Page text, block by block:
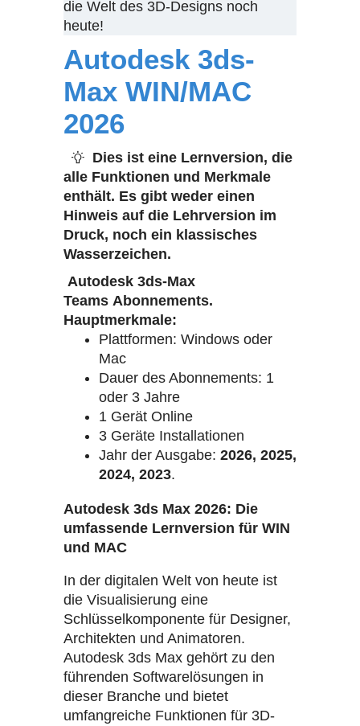
die Welt des 3D-Designs noch
heute!
Autodesk 3ds-
Max WIN/MAC
2026
Dies ist eine Lernversion, die
alle Funktionen und Merkmale
enthält. Es gibt weder einen
Hinweis auf die Lehrversion im
Druck, noch ein klassisches
Wasserzeichen.
Autodesk 3ds-Max
Teams Abonnements.
Hauptmerkmale:
Plattformen: Windows oder
Mac
Dauer des Abonnements: 1
oder 3 Jahre
1 Gerät Online
3 Geräte Installationen
Jahr der Ausgabe: 2026, 2025,
2024, 2023.
Autodesk 3ds Max 2026: Die
umfassende Lernversion für WIN
und MAC
In der digitalen Welt von heute ist
die Visualisierung eine
Schlüsselkomponente für Designer,
Architekten und Animatoren.
Autodesk 3ds Max gehört zu den
führenden Softwarelösungen in
dieser Branche und bietet
umfangreiche Funktionen für 3D-